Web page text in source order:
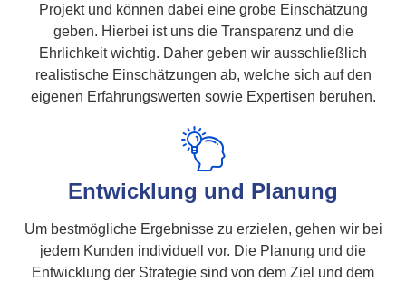
Projekt und können dabei eine grobe Einschätzung
geben. Hierbei ist uns die Transparenz und die
Ehrlichkeit wichtig. Daher geben wir ausschließlich
realistische Einschätzungen ab, welche sich auf den
eigenen Erfahrungswerten sowie Expertisen beruhen.
Entwicklung und Planung
Um bestmögliche Ergebnisse zu erzielen, gehen wir bei
jedem Kunden individuell vor. Die Planung und die
Entwicklung der Strategie sind von dem Ziel und dem